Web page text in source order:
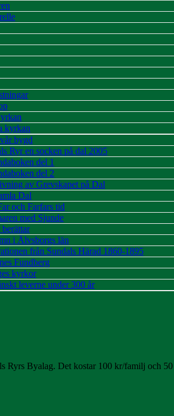
kyrkan
bygd
Ryr en socken på dal 2005
del 1
del 2
av Grevskapet på Dal
Dal
och Farfars tid
med Sjunde
i Älvsborgs län
från Sundals Härad 1860-1895
Fundberg
kyrkor
leverne under 300 år
Ryrs Byalag. Det kostar 100 kr/familj och